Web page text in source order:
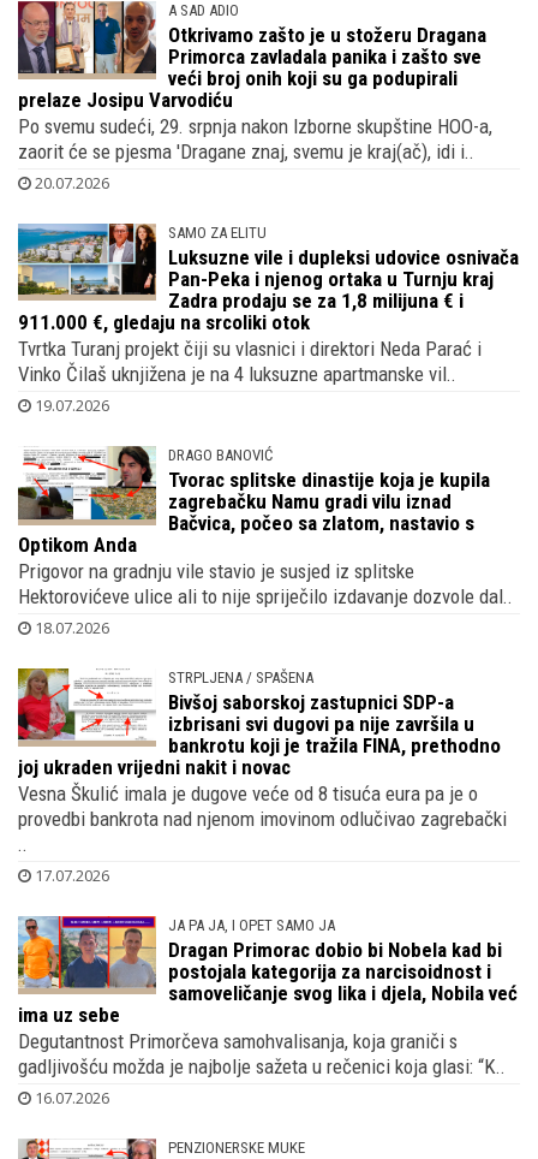
A SAD ADIO
Otkrivamo zašto je u stožeru Dragana
Primorca zavladala panika i zašto sve
veći broj onih koji su ga podupirali
prelaze Josipu Varvodiću
Po svemu sudeći, 29. srpnja nakon Izborne skupštine HOO-a,
zaorit će se pjesma 'Dragane znaj, svemu je kraj(ač), idi i..
20.07.2026
SAMO ZA ELITU
Luksuzne vile i dupleksi udovice osnivača
Pan-Peka i njenog ortaka u Turnju kraj
Zadra prodaju se za 1,8 milijuna € i
911.000 €, gledaju na srcoliki otok
Tvrtka Turanj projekt čiji su vlasnici i direktori Neda Parać i
Vinko Čilaš uknjižena je na 4 luksuzne apartmanske vil..
19.07.2026
DRAGO BANOVIĆ
Tvorac splitske dinastije koja je kupila
zagrebačku Namu gradi vilu iznad
Bačvica, počeo sa zlatom, nastavio s
Optikom Anda
Prigovor na gradnju vile stavio je susjed iz splitske
Hektorovićeve ulice ali to nije spriječilo izdavanje dozvole dal..
18.07.2026
STRPLJENA / SPAŠENA
Bivšoj saborskoj zastupnici SDP-a
izbrisani svi dugovi pa nije završila u
bankrotu koji je tražila FINA, prethodno
joj ukraden vrijedni nakit i novac
Vesna Škulić imala je dugove veće od 8 tisuća eura pa je o
provedbi bankrota nad njenom imovinom odlučivao zagrebački
..
17.07.2026
JA PA JA, I OPET SAMO JA
Dragan Primorac dobio bi Nobela kad bi
postojala kategorija za narcisoidnost i
samoveličanje svog lika i djela, Nobila već
ima uz sebe
Degutantnost Primorčeva samohvalisanja, koja graniči s
gadljivošću možda je najbolje sažeta u rečenici koja glasi: “K..
16.07.2026
PENZIONERSKE MUKE